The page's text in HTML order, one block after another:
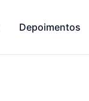
Depoimentos